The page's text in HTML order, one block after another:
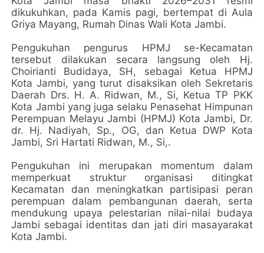
dikukuhkan, pada Kamis pagi, bertempat di Aula
Griya Mayang, Rumah Dinas Wali Kota Jambi.
Pengukuhan pengurus HPMJ se-Kecamatan
tersebut dilakukan secara langsung oleh Hj.
Choirianti Budidaya, SH, sebagai Ketua HPMJ
Kota Jambi, yang turut disaksikan oleh Sekretaris
Daerah Drs. H. A. Ridwan, M., Si, Ketua TP PKK
Kota Jambi yang juga selaku Penasehat Himpunan
Perempuan Melayu Jambi (HPMJ) Kota Jambi, Dr.
dr. Hj. Nadiyah, Sp., OG, dan Ketua DWP Kota
Jambi, Sri Hartati Ridwan, M., Si,.
Pengukuhan ini merupakan momentum dalam
memperkuat struktur organisasi ditingkat
Kecamatan dan meningkatkan partisipasi peran
perempuan dalam pembangunan daerah, serta
mendukung upaya pelestarian nilai-nilai budaya
Jambi sebagai identitas dan jati diri masayarakat
Kota Jambi.